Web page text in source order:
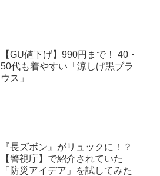
【GU値下げ】990円まで！ 40・
50代も着やすい「涼しげ黒ブラ
ウス」
『長ズボン』がリュックに！？
【警視庁】で紹介されていた
「防災アイデア」を試してみた